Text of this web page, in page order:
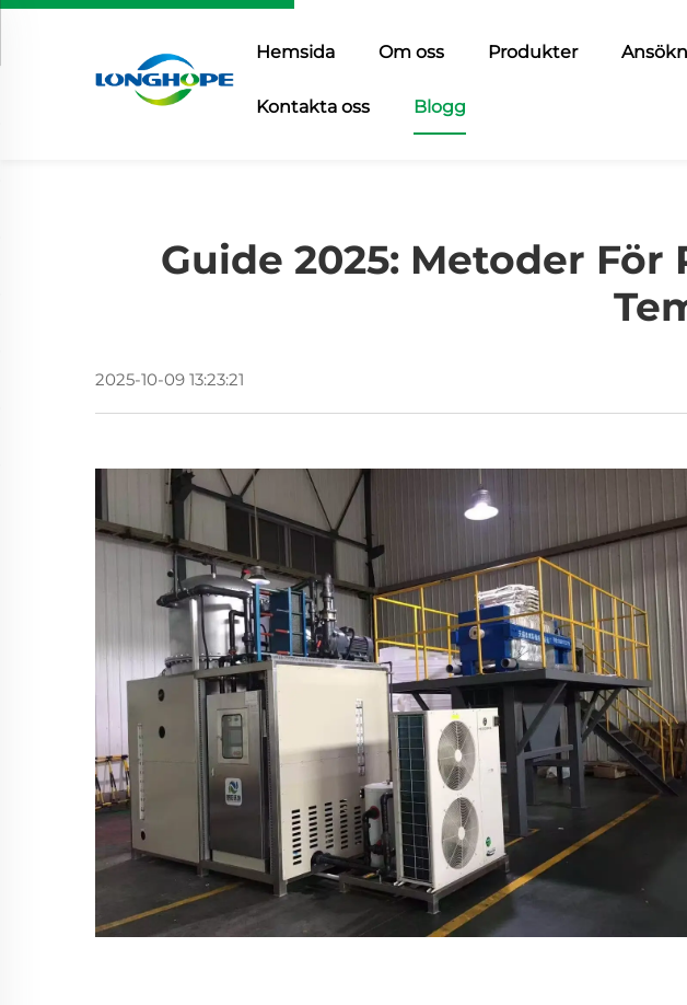
Hemsida Om oss Produkter
Kontakta oss Blogg
Guide 2025: Metoder
2025-10-09 13:23:21